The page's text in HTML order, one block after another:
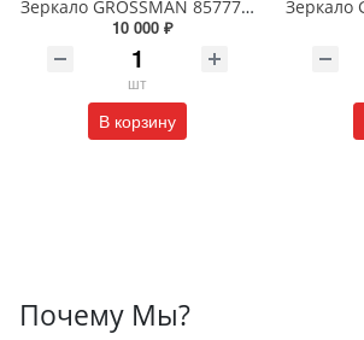
Зеркало GROSSMAN 857770 GALAXY 570*770 с сенсорным выключателем
10 000 ₽
шт
В корзину
Почему Мы?